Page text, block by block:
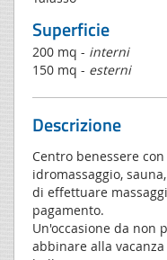
Superficie
200 mq - interni
150 mq - esterni
Descrizione
Centro benessere
idromassaggio,
di effettuare
pagamento.
Un'occasione da non
abbinare alla